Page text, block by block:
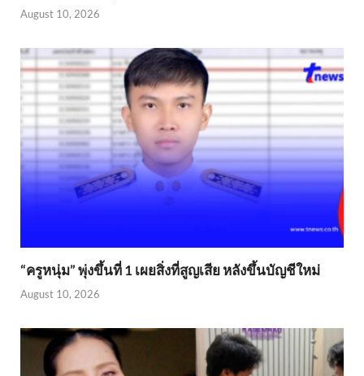
August 10, 2026
“ครูหนุ่ม” พุ่งขึ้นที่ 1 เผยสิ่งที่สูญเสีย หลังขึ้นบัญชีใหม่
August 10, 2026